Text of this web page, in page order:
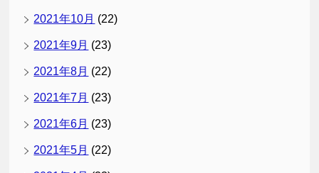
2021年10月 (22)
2021年9月 (23)
2021年8月 (22)
2021年7月 (23)
2021年6月 (23)
2021年5月 (22)